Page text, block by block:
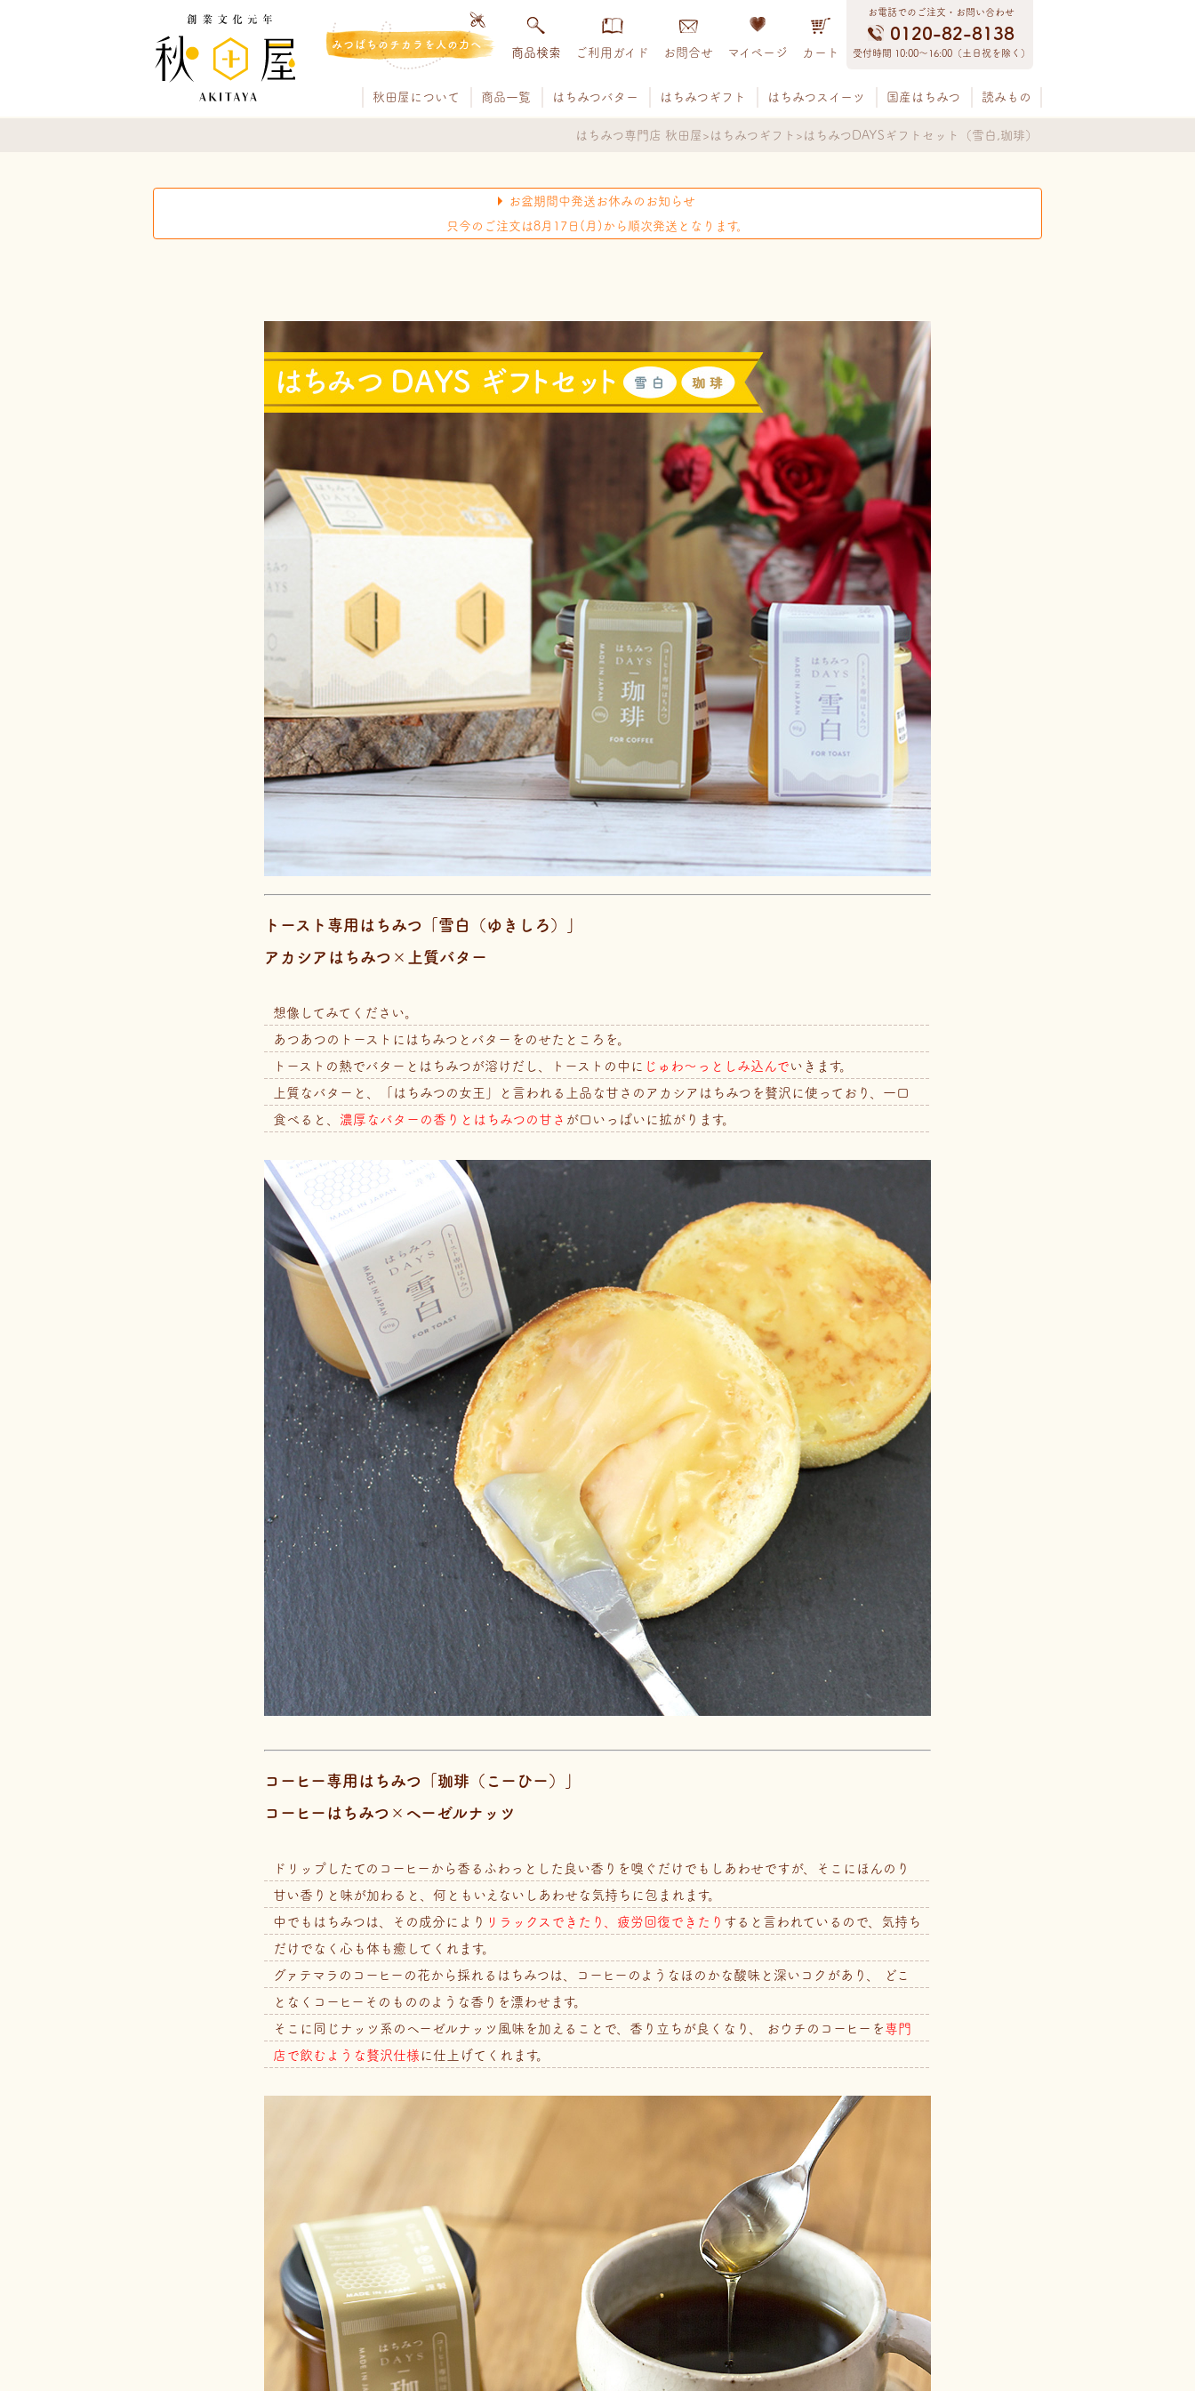
みつばちのチカラを人の力へ
商品検索 ご利用ガイド お問合せ マイページ カート
お電話でのご注文・お問い合わせ
0120-82-8138
受付時間 10:00〜16:00（土日祝を除く）
秋田屋について 商品一覧 はちみつバター はちみつギフト はちみつスイーツ 国産はちみつ 読みもの
はちみつ専門店 秋田屋 はちみつギフト はちみつDAYSギフトセット（雪白,珈琲）
お盆期間中発送お休みのお知らせ
只今のご注文は8月17日(月)から順次発送となります。
トースト専用はちみつ「雪白（ゆきしろ）」
アカシアはちみつ×上質バター
想像してみてください。
あつあつのトーストにはちみつとバターをのせたところを。
トーストの熱でバターとはちみつが溶けだし、トーストの中に じゅわ～っとしみ込んで いきます。
上質なバターと、「はちみつの女王」と言われる上品な甘さのアカシアはちみつを贅沢に使っており、一口
食べると、 濃厚なバターの香りとはちみつの甘さ が口いっぱいに拡がります。
コーヒー専用はちみつ「珈琲（こーひー）」
コーヒーはちみつ×ヘーゼルナッツ
ドリップしたてのコーヒーから香るふわっとした良い香りを嗅ぐだけでもしあわせですが、そこにほんのり
甘い香りと味が加わると、何ともいえないしあわせな気持ちに包まれます。
中でもはちみつは、その成分により リラックスできたり、疲労回復できたり すると言われているので、気持ち
だけでなく心も体も癒してくれます。
グァテマラのコーヒーの花から採れるはちみつは、コーヒーのようなほのかな酸味と深いコクがあり、 どこ
となくコーヒーそのもののような香りを漂わせます。
そこに同じナッツ系のヘーゼルナッツ風味を加えることで、香り立ちが良くなり、 おウチのコーヒーを 専門
店で飲むような贅沢仕様 に仕上げてくれます。